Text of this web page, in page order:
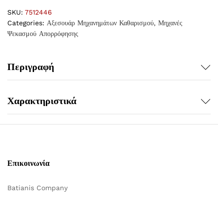
SKU: 7512446
Categories: Αξεσουάρ Μηχανημάτων Καθαρισμού, Μηχανές
Ψεκασμού Απορρόφησης
Περιγραφή
Χαρακτηριστικά
Επικοινωνία
Batianis Company